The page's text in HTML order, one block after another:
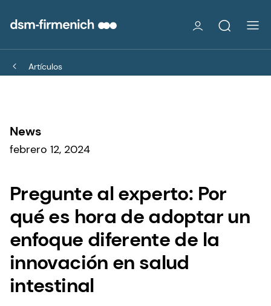
Artículos
News
febrero 12, 2024
Pregunte al experto: Por
qué es hora de adoptar un
enfoque diferente de la
innovación en salud
intestinal